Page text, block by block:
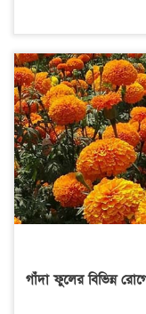
গাঁদা ফুলের বিভিন্ন